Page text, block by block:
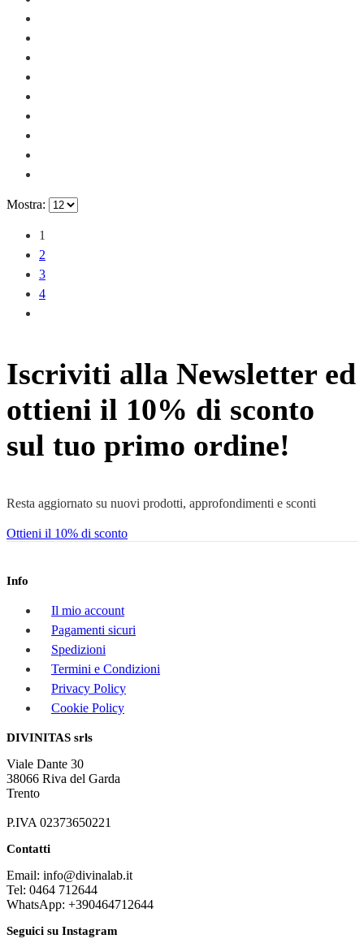
Mostra:
1
2
3
4
Iscriviti alla Newsletter ed
ottieni il 10% di sconto
sul tuo primo ordine!
Resta aggiornato su nuovi prodotti, approfondimenti e sconti
Ottieni il 10% di sconto
Info
Il mio account
Pagamenti sicuri
Spedizioni
Termini e Condizioni
Privacy Policy
Cookie Policy
DIVINITAS srls
Viale Dante 30
38066 Riva del Garda
Trento
P.IVA 02373650221
Contatti
Email: info@divinalab.it
Tel: 0464 712644
WhatsApp: +390464712644
Seguici su Instagram